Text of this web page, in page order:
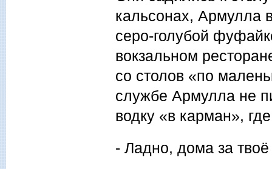
кальсонах, Армулла
серо-голубой
вокзальном
со столов «по
службе Армулла не
водку «в карман»,
- Ладно, дома за